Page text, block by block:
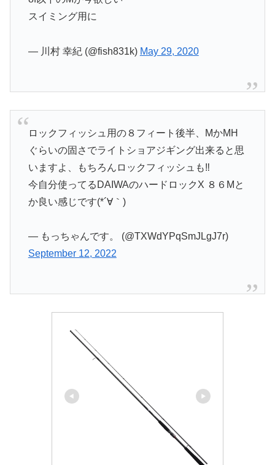
スイミング用に
— 川村 幸紀 (@fish831k) May 29, 2020
ロックフィッシュ用の８フィート後半、MかMH
ぐらいの固さでライトショアジギング出来ると思
いますよ、もちろんロックフィッシュも‼️
今自分使ってるDAIWAのハードロックX ８６Mと
か良い感じです(*´∀｀)
— もっちゃんです。 (@TXWdYPqSmJLgJ7r)
September 12, 2022